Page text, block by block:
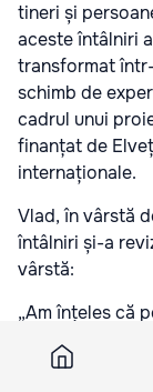
tineri și
aceste întâlniri
transformat
schimb de
cadrul unui
finanțat de
internaționale.
Vlad, în vârstă
întâlniri și-a
vârstă:
„Am înțeles că
vârstă erau
demontez